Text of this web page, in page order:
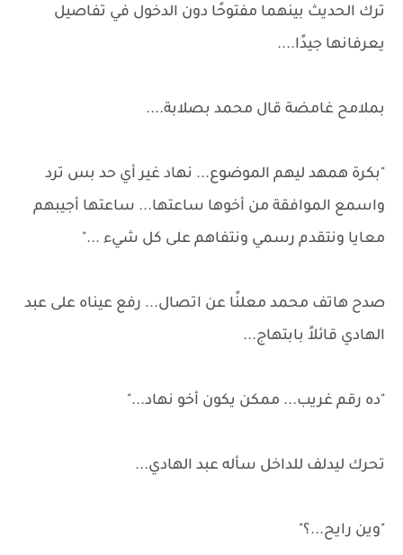
ترك الحديث بينهما مفتوحًا دون الدخول في تفاصيل
يعرفانها جيدًا....
بملامح غامضة قال محمد بصلابة....
"بكرة همهد ليهم الموضوع... نهاد غير أي حد بس ترد
واسمع الموافقة من أخوها ساعتها... ساعتها أجيبهم
معايا ونتقدم رسمي ونتفاهم على كل شيء ..."
صدح هاتف محمد معلنًا عن اتصال... رفع عيناه على عبد
الهادي قائلاً بابتهاج...
"ده رقم غريب... ممكن يكون أخو نهاد..."
تحرك ليدلف للداخل سأله عبد الهادي...
"وين رايح...؟"